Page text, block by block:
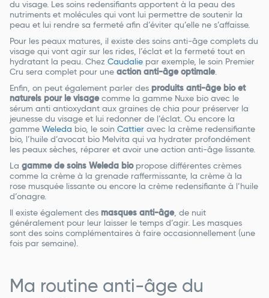
du visage. Les soins redensifiants apportent à la peau des
nutriments et molécules qui vont lui permettre de soutenir la
peau et lui rendre sa fermeté afin d’éviter qu’elle ne s’affaisse.
Pour les peaux matures, il existe des soins anti-âge complets du
visage qui vont agir sur les rides, l’éclat et la fermeté tout en
hydratant la peau. Chez Caudalie par exemple, le soin Premier
Cru sera complet pour une action anti-âge optimale.
Enfin, on peut également parler des produits anti-âge bio et
naturels pour le visagecomme la gamme Nuxe bio avec le
sérum anti antioxydant aux graines de chia pour préserver la
jeunesse du visage et lui redonner de l’éclat. Ou encore la
gamme Weleda bio, le soin Cattier avec la crème redensifiante
bio, l’huile d’avocat bio Melvita qui va hydrater profondément
les peaux sèches, réparer et avoir une action anti-âge lissante.
La gamme de soins Weleda biopropose différentes crèmes
comme la crème à la grenade raffermissante, la crème à la
rose musquée lissante ou encore la crème redensifiante à l’huile
d’onagre.
Il existe également des masques anti-âge, de nuit
généralement pour leur laisser le temps d’agir. Les masques
sont des soins complémentaires à faire occasionnellement (une
fois par semaine).
Ma routine anti-âge du